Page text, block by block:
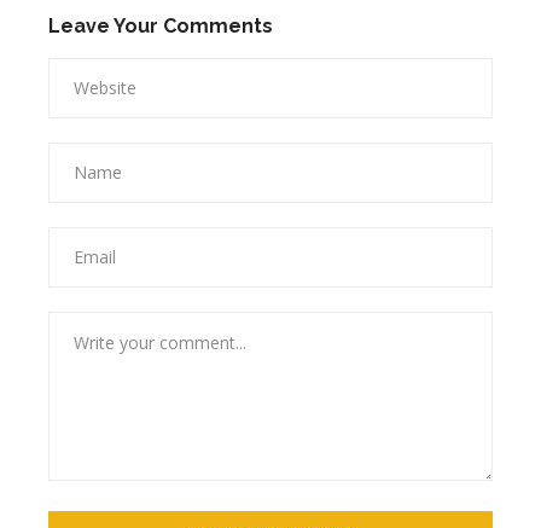
Leave Your Comments